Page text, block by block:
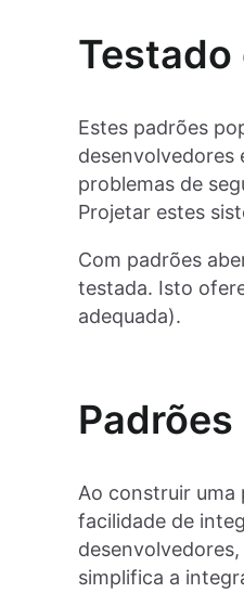
Testado
Estes padrões
desenvolvedores
problemas de
Projetar estes
Com padrões
testada. Isto
adequada).
Ao construir uma
facilidade de
simplifica a